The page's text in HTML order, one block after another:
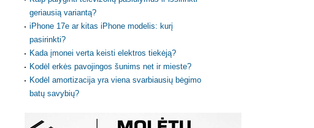
geriausią variantą?
iPhone 17e ar kitas iPhone modelis: kurį
pasirinkti?
Kada įmonei verta keisti elektros tiekėją?
Kodėl erkės pavojingos šunims net ir mieste?
Kodėl amortizacija yra viena svarbiausių bėgimo
batų savybių?